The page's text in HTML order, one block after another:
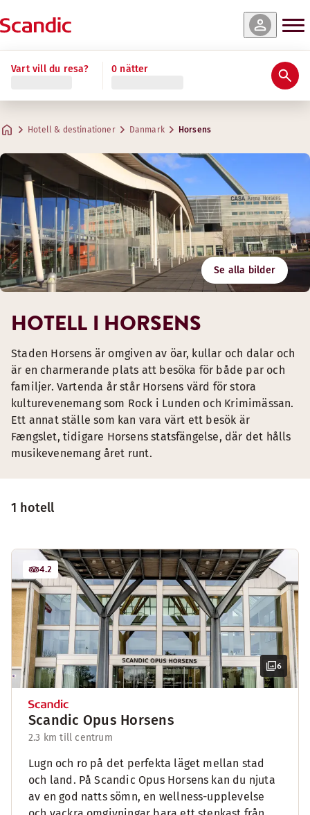
Vart vill du resa? 0 nätter
Hotell & destinationer Danmark Horsens
Se alla bilder
1 hotell
6
4.2
Scandic Opus Horsens
2.3 km till centrum
Lugn och ro på det perfekta läget mellan stad
och land. På Scandic Opus Horsens kan du njuta
av en god natts sömn, en wellness-upplevelse
HOTELL I HORSENS
Staden Horsens är omgiven av öar, kullar och dalar och
är en charmerande plats att besöka för både par och
familjer. Vartenda år står Horsens värd för stora
kulturevenemang som Rock i Lunden och Krimimässan.
Ett annat ställe som kan vara värt ett besök är
Fængslet, tidigare Horsens statsfängelse, där det hålls
musikevenemang året runt.